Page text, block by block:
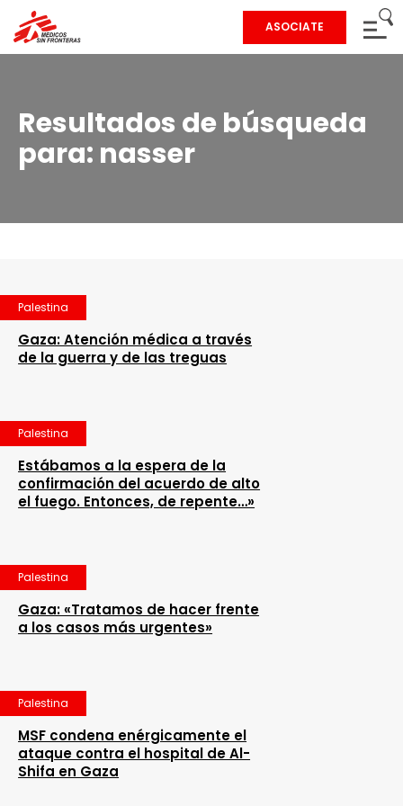
ASOCIATE
Resultados de búsqueda
para: nasser
Palestina
Gaza: Atención médica a través
de la guerra y de las treguas
Palestina
Estábamos a la espera de la
confirmación del acuerdo de alto
el fuego. Entonces, de repente…»
Palestina
Gaza: «Tratamos de hacer frente
a los casos más urgentes»
Palestina
MSF condena enérgicamente el
ataque contra el hospital de Al-
Shifa en Gaza